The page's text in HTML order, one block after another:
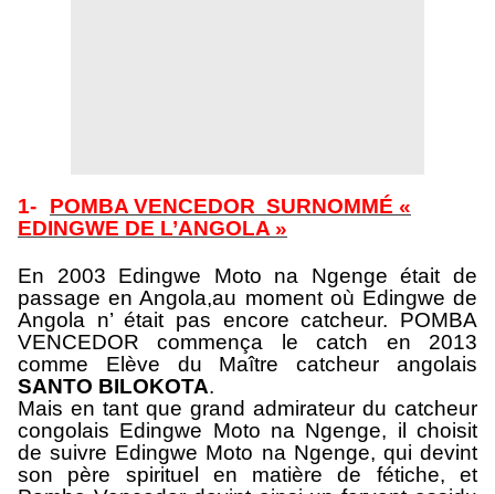
1-
POMBA VENCEDOR SURNOMMÉ «
EDINGWE DE L’ANGOLA »
En 2003 Edingwe Moto na Ngenge était de
passage en Angola,au moment où Edingwe de
Angola n’ était pas encore catcheur. POMBA
VENCEDOR commença le catch en 2013
comme Elève du Maître catcheur angolais
SANTO BILOKOTA.
Mais en tant que grand admirateur du catcheur
congolais Edingwe Moto na Ngenge, il choisit
de suivre Edingwe Moto na Ngenge, qui devint
son père spirituel en matière de fétiche, et